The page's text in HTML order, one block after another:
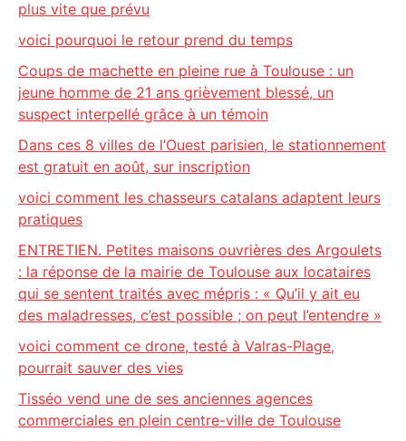
plus vite que prévu
voici pourquoi le retour prend du temps
Coups de machette en pleine rue à Toulouse : un
jeune homme de 21 ans grièvement blessé, un
suspect interpellé grâce à un témoin
Dans ces 8 villes de l’Ouest parisien, le stationnement
est gratuit en août, sur inscription
voici comment les chasseurs catalans adaptent leurs
pratiques
ENTRETIEN. Petites maisons ouvrières des Argoulets
: la réponse de la mairie de Toulouse aux locataires
qui se sentent traités avec mépris : « Qu’il y ait eu
des maladresses, c’est possible ; on peut l’entendre »
voici comment ce drone, testé à Valras-Plage,
pourrait sauver des vies
Tisséo vend une de ses anciennes agences
commerciales en plein centre-ville de Toulouse